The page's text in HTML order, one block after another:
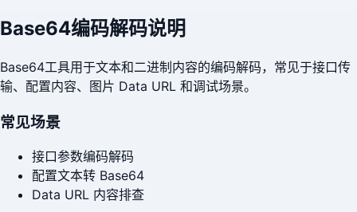
Base64编码解码说明
Base64工具用于文本和二进制内容的编码解码，常见于接口传
输、配置内容、图片 Data URL 和调试场景。
常见场景
接口参数编码解码
配置文本转 Base64
Data URL 内容排查